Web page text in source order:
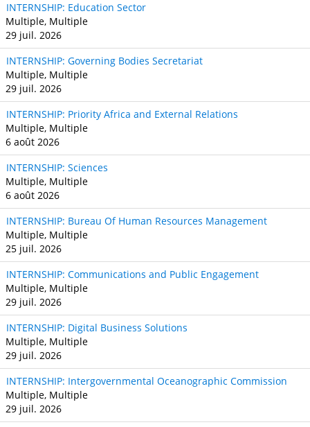
INTERNSHIP: Education Sector
Multiple, Multiple
29 juil. 2026
INTERNSHIP: Governing Bodies Secretariat
Multiple, Multiple
29 juil. 2026
INTERNSHIP: Priority Africa and External Relations
Multiple, Multiple
6 août 2026
INTERNSHIP: Sciences
Multiple, Multiple
6 août 2026
INTERNSHIP: Bureau Of Human Resources Management
Multiple, Multiple
25 juil. 2026
INTERNSHIP: Communications and Public Engagement
Multiple, Multiple
29 juil. 2026
INTERNSHIP: Digital Business Solutions
Multiple, Multiple
29 juil. 2026
INTERNSHIP: Intergovernmental Oceanographic Commission
Multiple, Multiple
29 juil. 2026